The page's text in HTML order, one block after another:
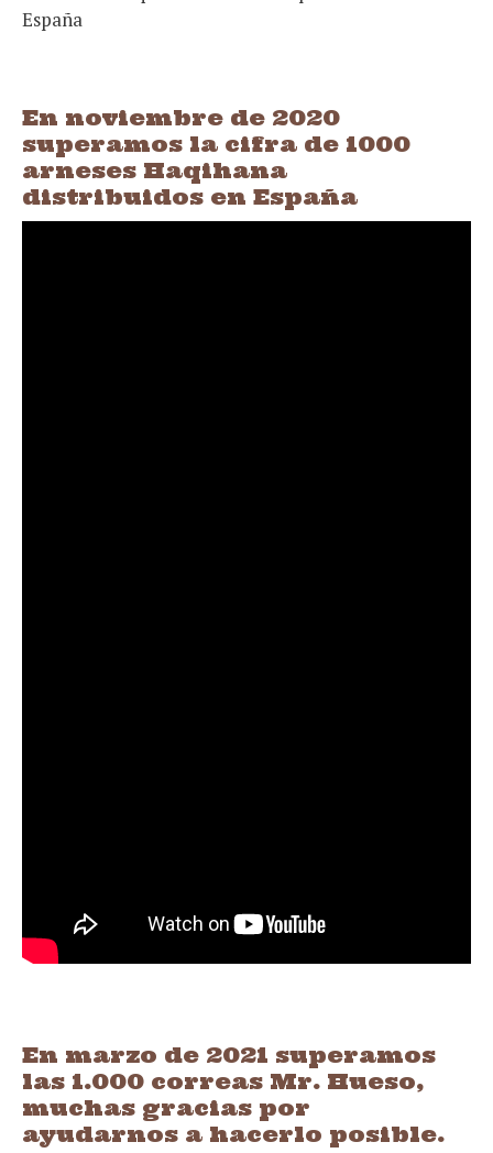
En noviembre de 2020
superamos la cifra de 1000
arneses Haqihana
distribuidos en España
En marzo de 2021 superamos
las 1.000 correas Mr. Hueso,
muchas gracias por
ayudarnos a hacerlo posible.